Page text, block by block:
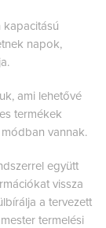
kapacitású
napok,
ami lehetővé
termékek
módban vannak.
együtt
vissza
a tervezett
termelési